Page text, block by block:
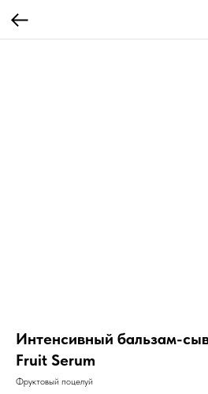
Интенсивный бальзам-
Fruit Serum
Фруктовый поцелуй